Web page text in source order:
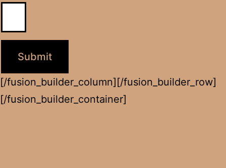
[/fusion_builder_column][/fusion_builder_row]
[/fusion_builder_container]